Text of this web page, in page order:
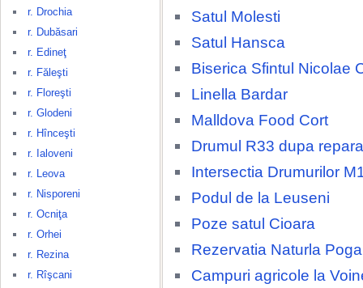
r. Drochia
r. Dubăsari
r. Edineţ
r. Făleşti
r. Floreşti
r. Glodeni
r. Hînceşti
r. Ialoveni
r. Leova
r. Nisporeni
r. Ocniţa
r. Orhei
r. Rezina
r. Rîşcani
Satul Molesti
Satul Hansca
Biserica Sfintul Nicolae
Linella Bardar
Malldova Food Cort
Drumul R33 dupa
Intersectia Drumurilor
Podul de la Leuseni
Poze satul Cioara
Rezervatia Naturla
Campuri agricole la